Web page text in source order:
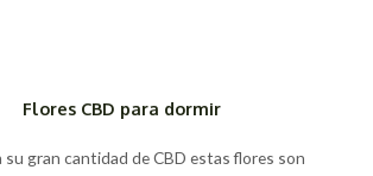
Flores CBD para dormir
su gran cantidad de CBD estas flores son